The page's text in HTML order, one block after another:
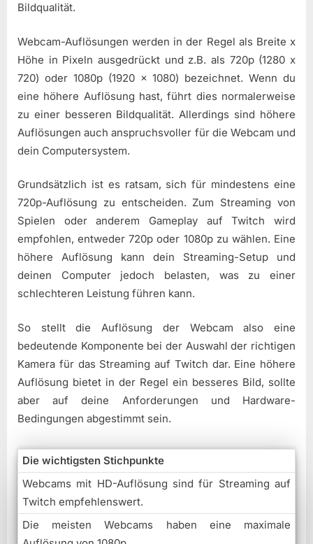
Bildqualität.
Webcam-Auflösungen werden in der Regel als Breite x
Höhe in Pixeln ausgedrückt und z.B. als 720p (1280 x
720) oder 1080p (1920 x 1080) bezeichnet. Wenn du
eine höhere Auflösung hast, führt dies normalerweise
zu einer besseren Bildqualität. Allerdings sind höhere
Auflösungen auch anspruchsvoller für die Webcam und
dein Computersystem.
Grundsätzlich ist es ratsam, sich für mindestens eine
720p-Auflösung zu entscheiden. Zum Streaming von
Spielen oder anderem Gameplay auf Twitch wird
empfohlen, entweder 720p oder 1080p zu wählen. Eine
höhere Auflösung kann dein Streaming-Setup und
deinen Computer jedoch belasten, was zu einer
schlechteren Leistung führen kann.
So stellt die Auflösung der Webcam also eine
bedeutende Komponente bei der Auswahl der richtigen
Kamera für das Streaming auf Twitch dar. Eine höhere
Auflösung bietet in der Regel ein besseres Bild, sollte
aber auf deine Anforderungen und Hardware-
Bedingungen abgestimmt sein.
Die wichtigsten Stichpunkte
Webcams mit HD-Auflösung sind für Streaming auf
Twitch empfehlenswert.
Die meisten Webcams haben eine maximale